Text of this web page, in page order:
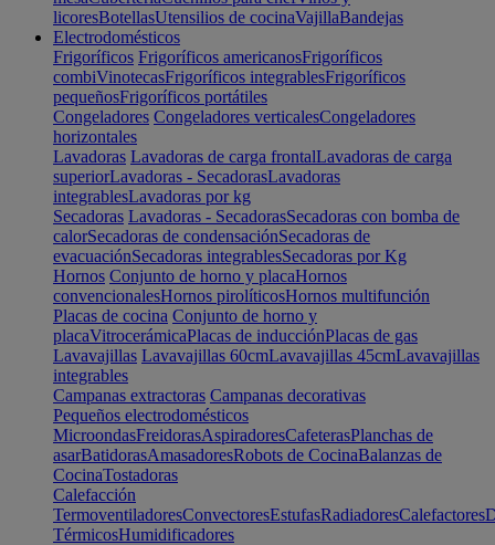
licoresBotellasUtensilios de cocinaVajillaBandejas
Electrodomésticos
Frigoríficos Frigoríficos americanosFrigoríficos
combiVinotecasFrigoríficos integrablesFrigoríficos
pequeñosFrigoríficos portátiles
Congeladores Congeladores verticalesCongeladores
horizontales
Lavadoras Lavadoras de carga frontalLavadoras de carga
superiorLavadoras - SecadorasLavadoras
integrablesLavadoras por kg
Secadoras Lavadoras - SecadorasSecadoras con bomba de
calorSecadoras de condensaciónSecadoras de
evacuaciónSecadoras integrablesSecadoras por Kg
Hornos Conjunto de horno y placaHornos
convencionalesHornos pirolíticosHornos multifunción
Placas de cocina Conjunto de horno y
placaVitrocerámicaPlacas de inducciónPlacas de gas
Lavavajillas Lavavajillas 60cmLavavajillas 45cmLavavajillas
integrables
Campanas extractoras Campanas decorativas
Pequeños electrodomésticos
MicroondasFreidorasAspiradoresCafeterasPlanchas de
asarBatidorasAmasadoresRobots de CocinaBalanzas de
CocinaTostadoras
Calefacción
TermoventiladoresConvectoresEstufasRadiadoresCalefactores
TérmicosHumidificadores